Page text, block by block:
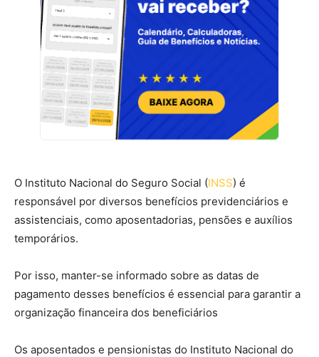
O Instituto Nacional do Seguro Social (INSS) é
responsável por diversos benefícios previdenciários e
assistenciais, como aposentadorias, pensões e auxílios
temporários.
Por isso, manter-se informado sobre as datas de
pagamento desses benefícios é essencial para garantir a
organização financeira dos beneficiários
Os aposentados e pensionistas do Instituto Nacional do